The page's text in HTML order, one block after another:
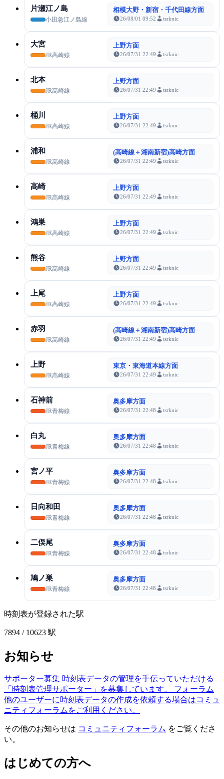
片瀬江ノ島
小田急江ノ島線
相模大野・新宿・千代田線方面
26/08/01 09:52 tsrknic
大宮
JR高崎線
上野方面
26/07/31 22:49 tsrknic
北本
JR高崎線
上野方面
26/07/31 22:49 tsrknic
桶川
JR高崎線
上野方面
26/07/31 22:49 tsrknic
浦和
JR高崎線
(高崎線＋湘南新宿)高崎方面
26/07/31 22:49 tsrknic
高崎
JR高崎線
上野方面
26/07/31 22:49 tsrknic
鴻巣
JR高崎線
上野方面
26/07/31 22:49 tsrknic
熊谷
JR高崎線
上野方面
26/07/31 22:49 tsrknic
上尾
JR高崎線
上野方面
26/07/31 22:49 tsrknic
赤羽
JR高崎線
(高崎線＋湘南新宿)高崎方面
26/07/31 22:49 tsrknic
上野
JR高崎線
東京・東海道本線方面
26/07/31 22:49 tsrknic
石神前
JR青梅線
奥多摩方面
26/07/31 22:48 tsrknic
白丸
JR青梅線
奥多摩方面
26/07/31 22:48 tsrknic
宮ノ平
JR青梅線
奥多摩方面
26/07/31 22:48 tsrknic
日向和田
JR青梅線
奥多摩方面
26/07/31 22:48 tsrknic
二俣尾
JR青梅線
奥多摩方面
26/07/31 22:48 tsrknic
鳩ノ巣
JR青梅線
奥多摩方面
26/07/31 22:48 tsrknic
時刻表が登録された駅
7894 / 10623 駅
お知らせ
サポーター募集 時刻表データの管理を手伝っていただける
「時刻表管理サポーター」を募集しています。
フォーラム
他のユーザーに時刻表データの作成を依頼する場合はコミュ
ニティフォーラムをご利用ください。
その他のお知らせは コミュニティフォーラム をご覧くださ
い。
はじめての方へ